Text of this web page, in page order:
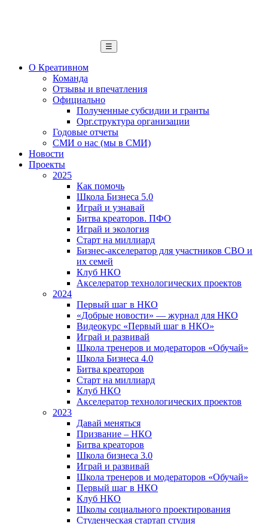
☰
О Креативном
Команда
Отзывы и впечатления
Официально
Полученные субсидии и гранты
Орг.структура организации
Годовые отчеты
СМИ о нас (мы в СМИ)
Новости
Проекты
2025
Как помочь
Школа Бизнеса 5.0
Играй и узнавай
Битва креаторов. ПФО
Играй и экология
Старт на миллиард
Бизнес-акселератор для участников СВО и
их семей
Клуб НКО
Акселератор технологических проектов
2024
Первый шаг в НКО
«Добрые новости» — журнал для НКО
Видеокурс «Первый шаг в НКО»
Играй и развивай
Школа тренеров и модераторов «Обучай»
Школа Бизнеса 4.0
Битва креаторов
Старт на миллиард
Клуб НКО
Акселератор технологических проектов
2023
Давай меняться
Призвание – НКО
Битва креаторов
Школа бизнеса 3.0
Играй и развивай
Школа тренеров и модераторов «Обучай»
Первый шаг в НКО
Клуб НКО
Школы социального проектирования
Студенческая стартап студия